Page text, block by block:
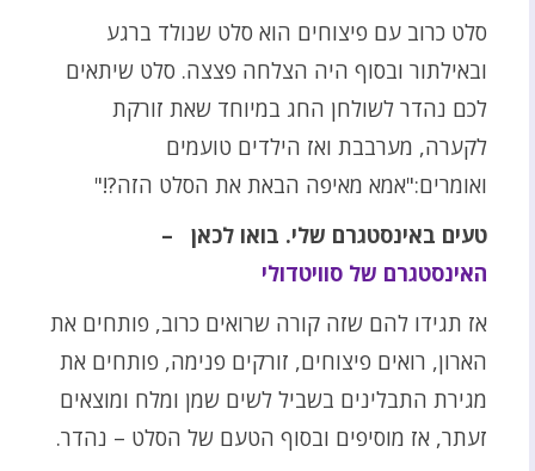
סלט כרוב עם פיצוחים הוא סלט שנולד ברגע
ובאילתור ובסוף היה הצלחה פצצה. סלט שיתאים
לכם נהדר לשולחן החג במיוחד שאת זורקת
לקערה, מערבבת ואז הילדים טועמים
ואומרים:"אמא מאיפה הבאת את הסלט הזה?!"
טעים באינסטגרם שלי. בואו לכאן –
האינסטגרם של סוויטדולי
אז תגידו להם שזה קורה שרואים כרוב, פותחים את
הארון, רואים פיצוחים, זורקים פנימה, פותחים את
מגירת התבלינים בשביל לשים שמן ומלח ומוצאים
זעתר, אז מוסיפים ובסוף הטעם של הסלט – נהדר.